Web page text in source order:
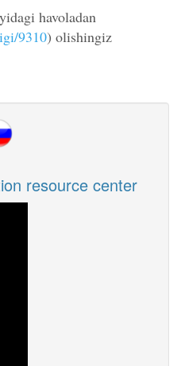
havoladan
9310) olishingiz
resource center